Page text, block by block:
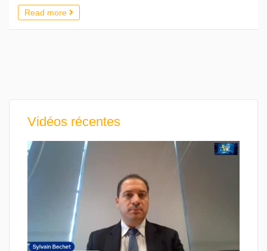
Read more
Vidéos récentes